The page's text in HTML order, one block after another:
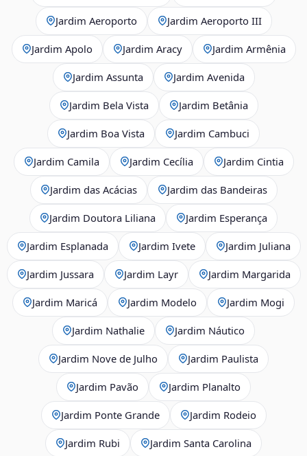
Jardim Aeroporto Jardim Aeroporto III
Jardim Apolo Jardim Aracy Jardim Armênia
Jardim Assunta Jardim Avenida
Jardim Bela Vista Jardim Betânia
Jardim Boa Vista Jardim Cambuci
Jardim Camila Jardim Cecília Jardim Cintia
Jardim das Acácias Jardim das Bandeiras
Jardim Doutora Liliana Jardim Esperança
Jardim Esplanada Jardim Ivete Jardim Juliana
Jardim Jussara Jardim Layr Jardim Margarida
Jardim Maricá Jardim Modelo Jardim Mogi
Jardim Nathalie Jardim Náutico
Jardim Nove de Julho Jardim Paulista
Jardim Pavão Jardim Planalto
Jardim Ponte Grande Jardim Rodeio
Jardim Rubi Jardim Santa Carolina